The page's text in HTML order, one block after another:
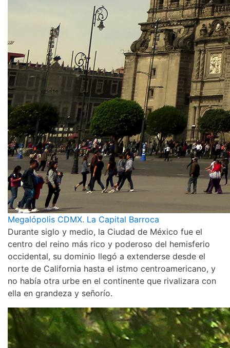
Megalópolis CDMX. La Capital Barroca
Durante siglo y medio, la Ciudad de México fue el
centro del reino más rico y poderoso del hemisferio
occidental, su dominio llegó a extenderse desde el
norte de California hasta el istmo centroamericano, y
no había otra urbe en el continente que rivalizara con
ella en grandeza y señorío.